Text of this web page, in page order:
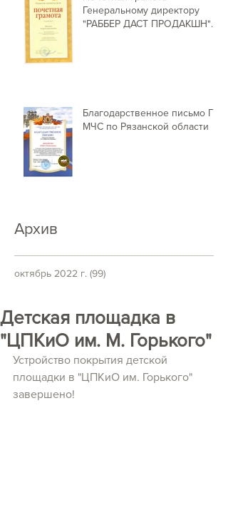
Генеральному директору
"РАББЕР ДАСТ ПРОДАКШН"
Благодарственное письмо ГУ
МЧС по Рязанской области
Архив
октябрь 2022 г. (99)
Детская площадка в
"ЦПКиО им. М. Горького"
Устройство покрытия детской
площадки в "ЦПКиО им. Горького"
завершено!